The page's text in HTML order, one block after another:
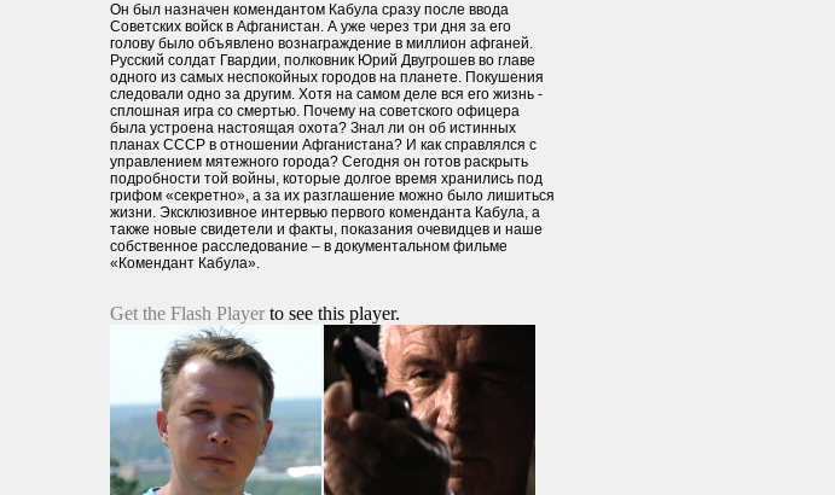
Он был назначен комендантом Кабула сразу после ввода
Советских войск в Афганистан. А уже через три дня за его
голову было объявлено вознаграждение в миллион афганей.
Русский солдат Гвардии, полковник Юрий Двугрошев во главе
одного из самых неспокойных городов на планете. Покушения
следовали одно за другим. Хотя на самом деле вся его жизнь -
сплошная игра со смертью. Почему на советского офицера
была устроена настоящая охота? Знал ли он об истинных
планах СССР в отношении Афганистана? И как справлялся с
управлением мятежного города? Сегодня он готов раскрыть
подробности той войны, которые долгое время хранились под
грифом «секретно», а за их разглашение можно было лишиться
жизни. Эксклюзивное интервью первого коменданта Кабула, а
также новые свидетели и факты, показания очевидцев и наше
собственное расследование – в документальном фильме
«Комендант Кабула».
Get the Flash Player to see this player.